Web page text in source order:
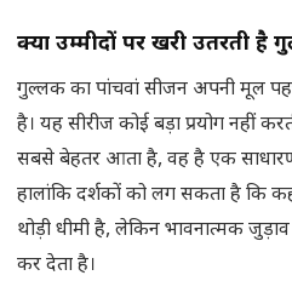
क्या उम्मीदों पर खरी उतरती है
गुल्लक का पांचवां सीजन अपनी मूल
है। यह सीरीज कोई बड़ा प्रयोग नहीं
सबसे बेहतर आता है, वह है एक साधारण
हालांकि दर्शकों को लग सकता है कि
थोड़ी धीमी है, लेकिन भावनात्मक
कर देता है।